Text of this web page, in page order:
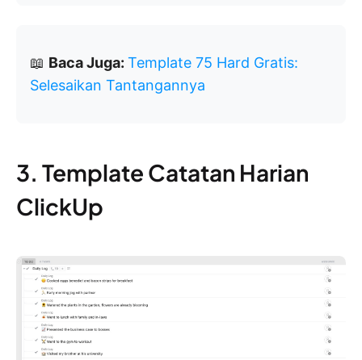
📖 Baca Juga: Template 75 Hard Gratis:
Selesaikan Tantangannya
3. Template Catatan Harian
ClickUp